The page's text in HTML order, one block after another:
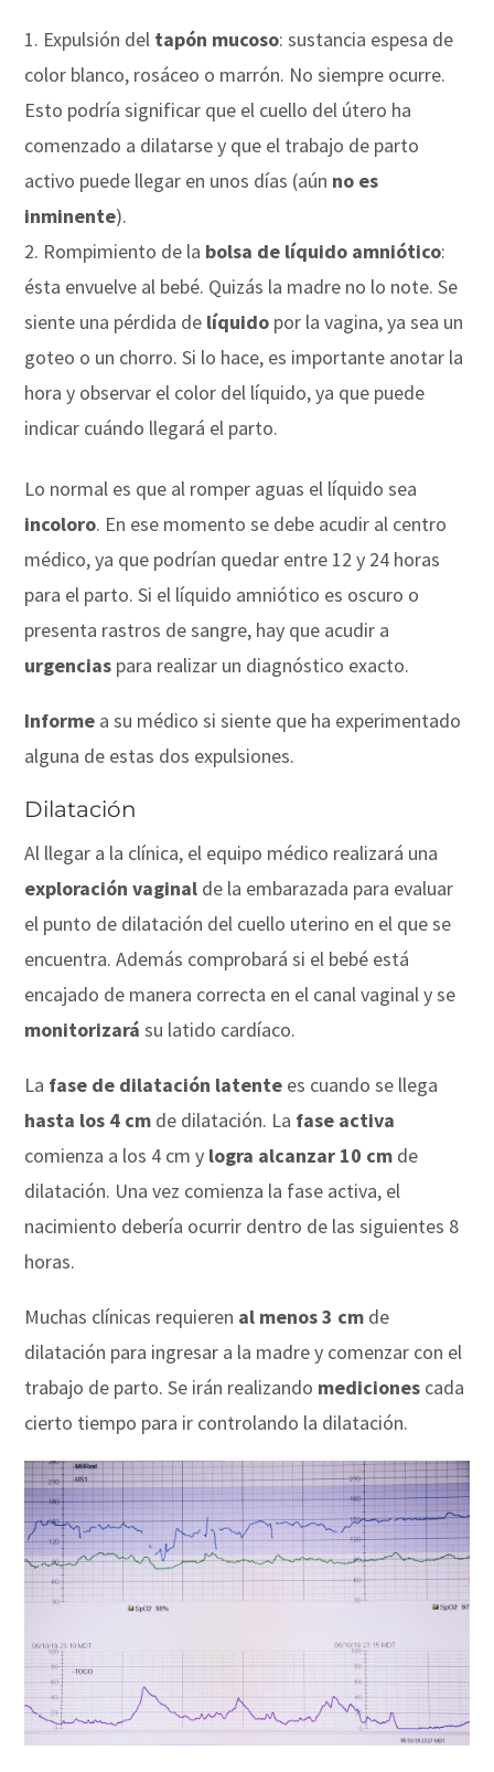
Expulsión del tapón mucoso: sustancia espesa de
color blanco, rosáceo o marrón. No siempre ocurre.
Esto podría significar que el cuello del útero ha
comenzado a dilatarse y que el trabajo de parto
activo puede llegar en unos días (aún no es
inminente).
Rompimiento de la bolsa de líquido amniótico:
ésta envuelve al bebé. Quizás la madre no lo note. Se
siente una pérdida de líquido por la vagina, ya sea un
goteo o un chorro. Si lo hace, es importante anotar la
hora y observar el color del líquido, ya que puede
indicar cuándo llegará el parto.
Lo normal es que al romper aguas el líquido sea
incoloro. En ese momento se debe acudir al centro
médico, ya que podrían quedar entre 12 y 24 horas
para el parto. Si el líquido amniótico es oscuro o
presenta rastros de sangre, hay que acudir a
urgencias para realizar un diagnóstico exacto.
Informe a su médico si siente que ha experimentado
alguna de estas dos expulsiones.
Dilatación
Al llegar a la clínica, el equipo médico realizará una
exploración vaginal de la embarazada para evaluar
el punto de dilatación del cuello uterino en el que se
encuentra. Además comprobará si el bebé está
encajado de manera correcta en el canal vaginal y se
monitorizará su latido cardíaco.
La fase de dilatación latente es cuando se llega
hasta los 4 cm de dilatación. La fase activa
comienza a los 4 cm y logra alcanzar 10 cm de
dilatación. Una vez comienza la fase activa, el
nacimiento debería ocurrir dentro de las siguientes 8
horas.
Muchas clínicas requieren al menos 3 cm de
dilatación para ingresar a la madre y comenzar con el
trabajo de parto. Se irán realizando mediciones cada
cierto tiempo para ir controlando la dilatación.